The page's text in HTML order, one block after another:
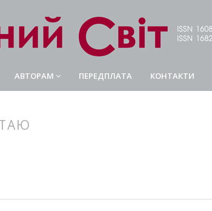
АВТОРАМ ПЕРЕДПЛАТА КОНТАКТИ